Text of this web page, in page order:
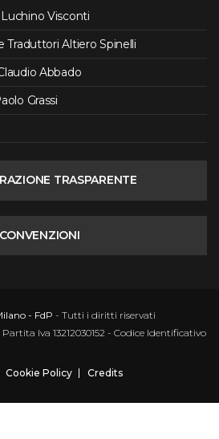
Visconti
Traduttori Altiero Spinelli
Abbado
Grassi
TRASPARENTE
CONVENZIONI
- FdP - Tutti i diritti riservati
Partita Iva 13212030152 - Codice Identificativo
Cookie Policy Credits